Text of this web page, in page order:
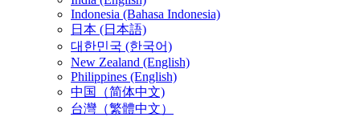
Indonesia (Bahasa Indonesia)
日本 (日本語)
대한민국 (한국어)
New Zealand (English)
Philippines (English)
中国（简体中文)
台灣（繁體中文）